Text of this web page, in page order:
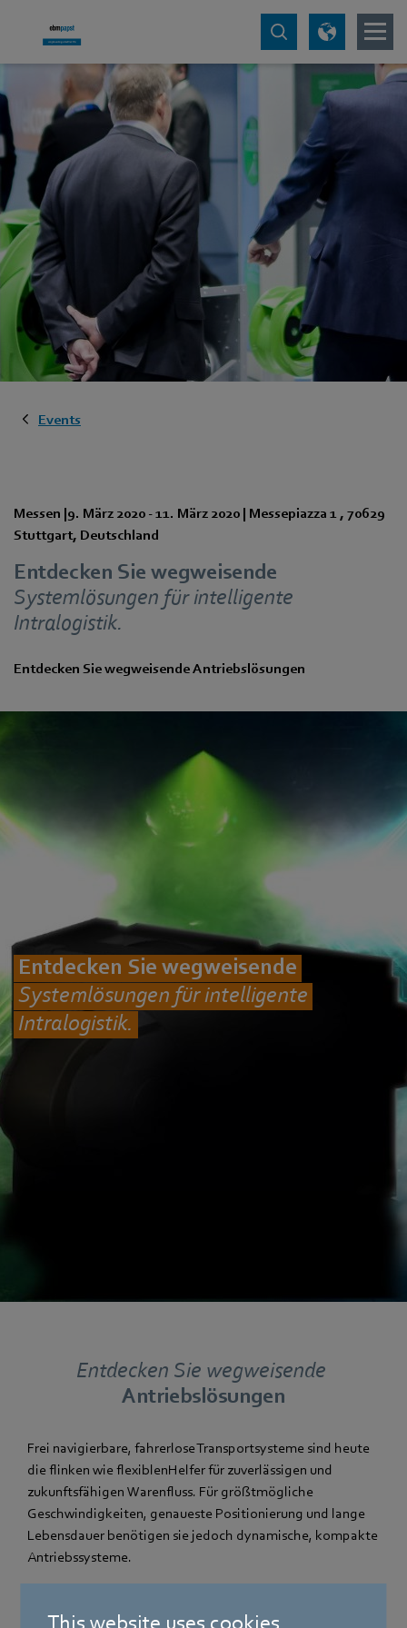
This website uses cookies
Events
Messen |9. März 2020 -11. März 2020 | Messepiazza 1 , 70629
Stuttgart, Deutschland
Entdecken Sie wegweisende
Systemlösungen für intelligente
Intralogistik.
Entdecken Sie wegweisende Antriebslösungen
Entdecken Sie wegweisende
Systemlösungen für intelligente
Intralogistik.
Entdecken Sie wegweisende
Antriebslösungen
Frei navigierbare, fahrerlose Transportsysteme sind heute
die flinken wie flexiblenHelfer für zuverlässigen und
zukunftsfähigen Warenfluss. Für größtmögliche
Geschwindigkeiten, genaueste Positionierung und lange
Lebensdauer benötigen sie jedoch dynamische, kompakte
Antriebssysteme.
komplette Fahr-Lenk-System für Automated Guided